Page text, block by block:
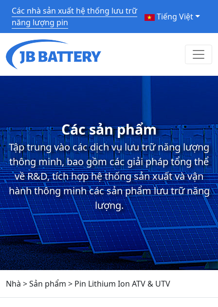
Các nhà sản xuất hệ thống lưu trữ
năng lượng pin
Tiếng Việt
Các sản phẩm
Tập trung vào các dịch vụ lưu trữ năng lượng
thông minh, bao gồm các giải pháp tổng thể
về R&D, tích hợp hệ thống sản xuất và vận
hành thông minh các sản phẩm lưu trữ năng
lượng.
Nhà >Sản phẩm > Pin Lithium Ion ATV & UTV